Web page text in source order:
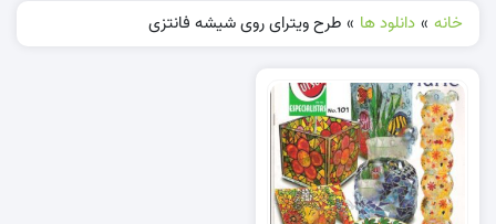
خانه » دانلود ها » طرح ویترای روی شیشه فانتزی